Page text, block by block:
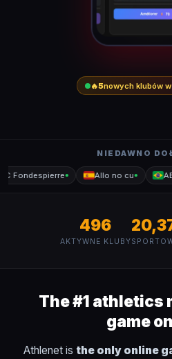
🔥5nowych klubów
NIEDAWNO
Fondespierre● Allo no cu●
496
AKTYWNE KLUBY
The #1 athletics
game
Athlenet is the only online